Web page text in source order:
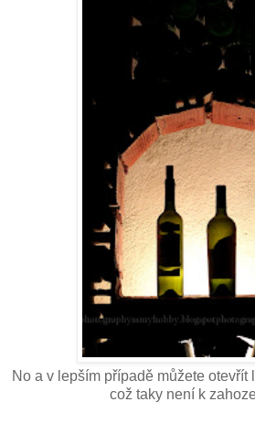
No a v lepším případě můžete otevřít
což taky není k